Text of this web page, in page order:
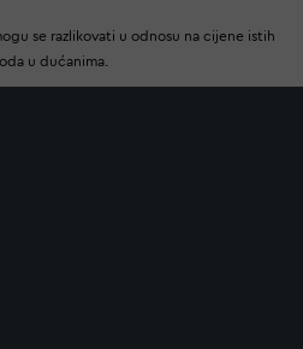
se razlikovati u odnosu na cijene istih
u dućanima.